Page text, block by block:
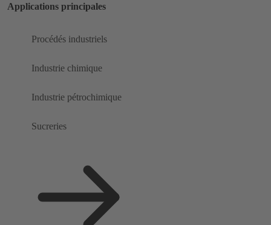
Applications principales
Procédés industriels
Industrie chimique
Industrie pétrochimique
Sucreries